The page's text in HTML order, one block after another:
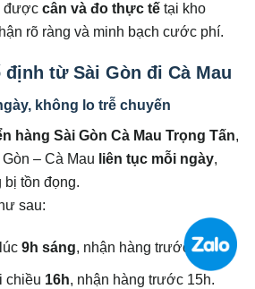
được cân và đo thực tế tại kho
rõ ràng và minh bạch cước phí.
từ Sài Gòn đi Cà Mau
không lo trễ chuyến
hàng Sài Gòn Cà Mau Trọng Tấn,
– Cà Mau liên tục mỗi ngày,
bị tồn đọng.
sau:
lúc9h sáng, nhận hàng trước 8h.
chiều 16h, nhận hàng trước 15h.